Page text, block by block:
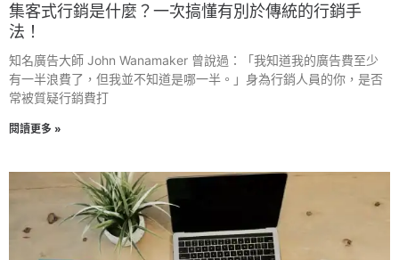
集客式行銷是什麼？一次搞懂有別於傳統的行銷手
法！
知名廣告大師 John Wanamaker 曾說過：「我知道我的廣告費至少
有一半浪費了，但我並不知道是哪一半。」身為行銷人員的你，是否
常被質疑行銷費打
閱讀更多 »